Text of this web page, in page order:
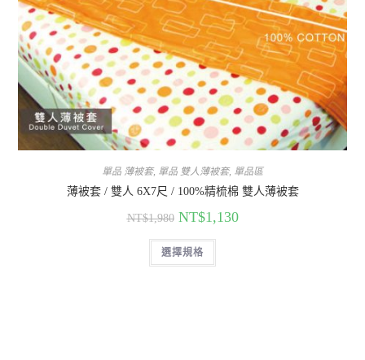
單品 薄被套, 單品 雙人薄被套, 單品區
薄被套 / 雙人 6X7尺 / 100%精梳棉 雙人薄被套
NT$1,980 NT$1,130
選擇規格